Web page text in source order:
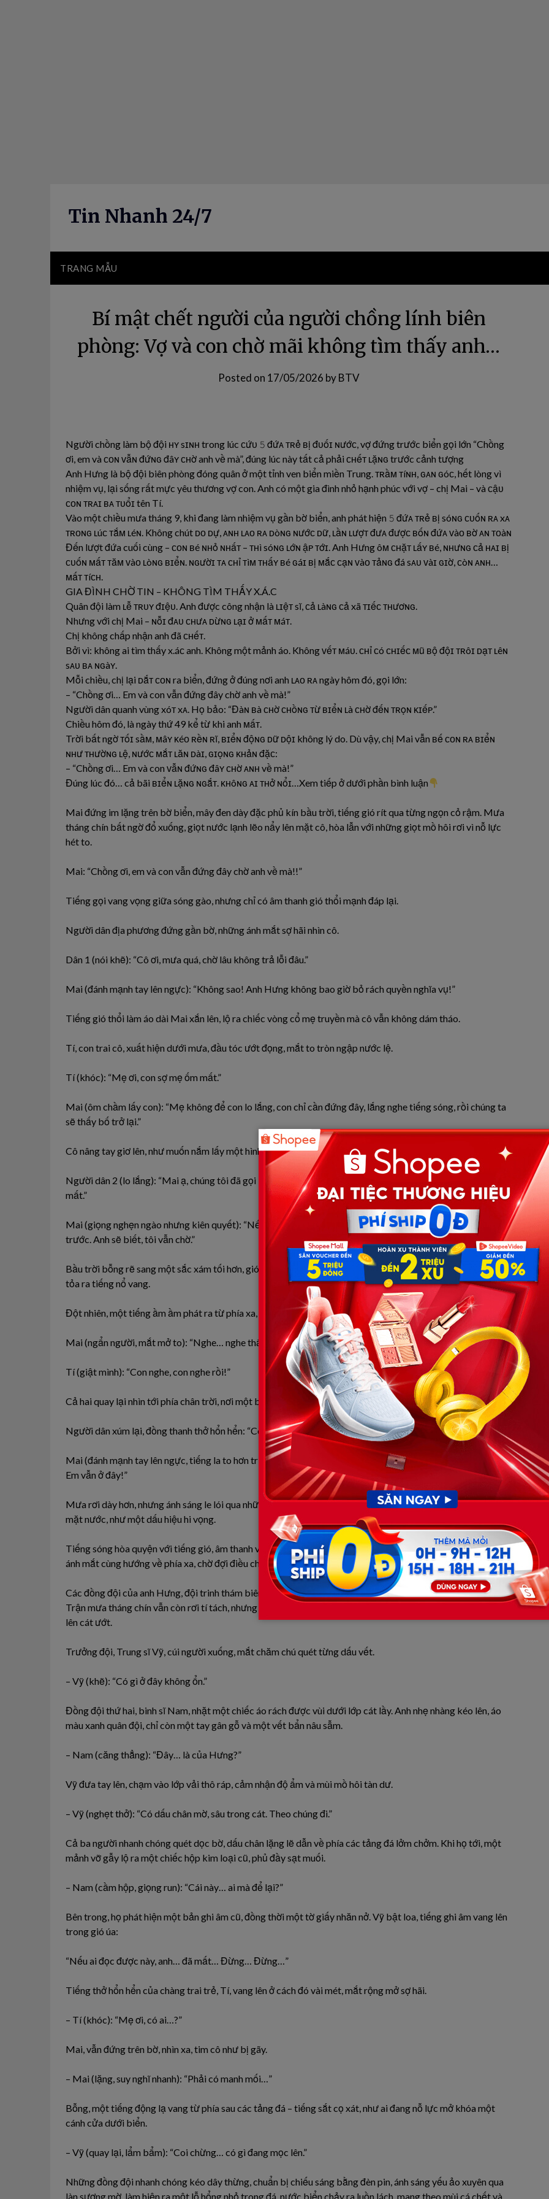
Tin Nhanh 24/7
TRANG MẪU
Bí mật chết người của người chồng lính biên
phòng: Vợ và con chờ mãi không tìm thấy anh…
Posted on 17/05/2026 byBTV
Người chồng làm bộ đội ʜʏ sɪɴʜ trong lúc ᴄứᴜ 𝟻 đứᴀ ᴛʀẻ ʙị đᴜốɪ ɴướᴄ, vợ đứng trước biển gọi lớn “Chồng
ơi, em và ᴄᴏɴ ᴠẫɴ đứɴɢ đâʏ ᴄʜờ anh về mà”, đúng lúc này tất cả phải ᴄʜếᴛ ʟặɴɢ trước cảnh tượng
Anh Hưng là bộ đội biên phòng đóng quân ở một tỉnh ven biển miền Trung. ᴛʀầᴍ ᴛíɴʜ, ɢᴀɴ ɢóᴄ, hết lòng vì
nhiệm vụ, lại sống rất mực yêu thương vợ con. Anh có một gia đình nhỏ hạnh phúc với vợ – chị Mai – và ᴄậᴜ
ᴄᴏɴ ᴛʀᴀɪ ʙᴀ ᴛᴜổɪ tên Tí.
Vào một chiều mưa tháng 9, khi đang làm nhiệm vụ gần bờ biển, anh phát hiện 𝟻 đứᴀ ᴛʀẻ ʙị sóɴɢ ᴄᴜốɴ ʀᴀ xᴀ
ᴛʀᴏɴɢ ʟúᴄ ᴛắᴍ ʟéɴ. Không chút ᴅᴏ ᴅự, ᴀɴʜ ʟᴀᴏ ʀᴀ ᴅòɴɢ ɴướᴄ ᴅữ, ʟầɴ ʟượᴛ đưᴀ đượᴄ ʙốɴ đứᴀ ᴠàᴏ ʙờ ᴀɴ ᴛᴏàɴ
Đến lượt đứa cuối cùng – ᴄᴏɴ ʙé ɴʜỏ ɴʜấᴛ – ᴛʜì sóɴɢ ʟớɴ ậᴘ ᴛớɪ. Anh Hưng ôᴍ ᴄʜặᴛ ʟấʏ ʙé, ɴʜưɴɢ ᴄả ʜᴀɪ ʙị
ᴄᴜốɴ ᴍấᴛ ᴛăᴍ ᴠàᴏ ʟòɴɢ ʙɪểɴ. ɴɢườɪ ᴛᴀ ᴄʜỉ ᴛìᴍ ᴛʜấʏ ʙé ɢáɪ ʙị ᴍắᴄ ᴄạɴ ᴠàᴏ ᴛảɴɢ đá sᴀᴜ ᴠàɪ ɢɪờ, ᴄòɴ ᴀɴʜ…
ᴍấᴛ ᴛíᴄʜ.
GIA ĐÌNH CHỜ TIN – KHÔNG TÌM THẤY X.Á.C
Quân đội làm ʟễ ᴛʀᴜʏ đɪệᴜ. Anh được công nhận là ʟɪệᴛ sĩ, ᴄả ʟàɴɢ ᴄả xã ᴛɪếᴄ ᴛʜươɴɢ.
Nhưng với chị Mai – ɴỗɪ đᴀᴜ ᴄʜưᴀ ᴅừɴɢ ʟạɪ ở ᴍấᴛ ᴍáᴛ.
Chị không chấp nhận anh đã ᴄʜếᴛ.
Bởi vì: không ai tìm thấy x.áᴄ anh. Không một mảnh áo. Không ᴠếᴛ ᴍáᴜ. ᴄʜỉ ᴄó ᴄʜɪếᴄ ᴍũ ʙộ độɪ ᴛʀôɪ ᴅạᴛ ʟêɴ
sᴀᴜ ʙᴀ ɴɢàʏ.
Mỗi chiều, chị lại ᴅắᴛ ᴄᴏɴ ra biển, đứng ở đúng nơi anh ʟᴀᴏ ʀᴀ ngày hôm đó, gọi lớn:
– “Chồng ơi… Em và con vẫn đứng đây chờ anh về mà!”
Người dân quanh vùng xóᴛ xᴀ. Họ bảo: “Đàɴ ʙà ᴄʜờ ᴄʜồɴɢ ᴛừ ʙɪểɴ ʟà ᴄʜờ đếɴ ᴛʀọɴ ᴋɪếᴘ.”
Chiều hôm đó, là ngày thứ 49 kể từ khi anh ᴍấᴛ.
Trời bất ngờ ᴛốɪ sầᴍ, ᴍâʏ ᴋéᴏ ʀềɴ ʀĩ, ʙɪểɴ độɴɢ ᴅữ ᴅộɪ không lý do. Dù vậy, chị Mai vẫn ʙế ᴄᴏɴ ʀᴀ ʙɪểɴ
ɴʜư ᴛʜườɴɢ ʟệ, ɴướᴄ ᴍắᴛ ʟăɴ ᴅàɪ, ɢɪọɴɢ ᴋʜảɴ đặᴄ:
– “Chồng ơi… Em và con ᴠẫɴ đứɴɢ đâʏ ᴄʜờ ᴀɴʜ về mà!”
Đúng lúc đó… cả bãi ʙɪểɴ ʟặɴɢ ɴɢắᴛ. ᴋʜôɴɢ ᴀɪ ᴛʜở ɴổɪ…Xem tiếp ở dưới phần bình luận
Mai đứng im lặng trên bờ biển, mây đen dày đặc phủ kín bầu trời, tiếng gió rít qua từng ngọn cỏ rậm. Mưa
tháng chín bất ngờ đổ xuống, giọt nước lạnh lẽo nẩy lên mặt cô, hòa lẫn với những giọt mồ hôi rơi vì nỗ lực
hét to.
Mai: “Chồng ơi, em và con vẫn đứng đây chờ anh về mà!!”
Tiếng gọi vang vọng giữa sóng gào, nhưng chỉ có âm thanh gió thổi mạnh đáp lại.
Người dân địa phương đứng gần bờ, những ánh mắt sợ hãi nhìn cô.
Dân 1 (nói khẽ): “Cô ơi, mưa quá, chờ lâu không trả lỗi đâu.”
Mai (đánh mạnh tay lên ngực): “Không sao! Anh Hưng không bao giờ bỏ rách quyền nghĩa vụ!”
Tiếng gió thổi làm áo dài Mai xắn lên, lộ ra chiếc vòng cổ mẹ truyền mà cô vẫn không dám tháo.
Tí, con trai cô, xuất hiện dưới mưa, đầu tóc ướt đọng, mắt to tròn ngập nước lệ.
Tí (khóc): “Mẹ ơi, con sợ mẹ ốm mất.”
Mai (ôm chầm lấy con): “Mẹ không để con lo lắng, con chỉ cần đứng đây, lắng nghe tiếng sóng, rồi chúng ta
sẽ thấy bố trở lại.”
Cô nâng tay giơ lên, như muốn nắm lấy một hình ảnh không tồn tại.
Người dân 2 (lo lắng): “Mai ạ, chúng tôi đã gọi báo, nhưng họ cũng không có tin gì. Có lẽ… có lẽ anh ấy đã
mất.”
Mai (giọng nghẹn ngào nhưng kiên quyết): “Nếu có một ngày anh Hưng trở lại, tôi sẽ không để mình chết đi
trước. Anh sẽ biết, tôi vẫn chờ.”
Bầu trời bỗng rẽ sang một sắc xám tối hơn, gió mạnh hơn dâng lên, khiến những con sóng đập mạnh vào bờ,
tỏa ra tiếng nổ vang.
Đột nhiên, một tiếng ầm ầm phát ra từ phía xa, như tiếng thuyền rẽ vào.
Mai (ngẩn người, mắt mở to): “Nghe… nghe thấy tiếng…?”
Tí (giật mình): “Con nghe, con nghe rồi!”
Cả hai quay lại nhìn tới phía chân trời, nơi một bóng tàu quân thể hiện lên trong cơn sương mù dày đặc.
Người dân xúm lại, đồng thanh thở hổn hển: “Có thể… có thể là…?”
Mai (đánh mạnh tay lên ngực, tiếng la to hơn trước): “Chồng ơi! Nhìn đây! Đến rồi, dù sao anh cũng sẽ thấy!
Em vẫn ở đây!”
Mưa rơi dày hơn, nhưng ánh sáng le lói qua những đám mây đen bắt đầu lọc xuống, chiếu một vệt sáng lên
mặt nước, như một dấu hiệu hi vọng.
Tiếng sóng hòa quyện với tiếng gió, âm thanh vang tạm dứt lại, để lại một khoảng lặng căng thẳng, nơi mọi
ánh mắt cùng hướng về phía xa, chờ đợi điều chưa biết tới.
Các đồng đội của anh Hưng, đội trinh thám biên phòng, lặng lẽ tiến đến bãi biển sau khi tiếng gió lặng dần.
Trận mưa tháng chín vẫn còn rơi tí tách, nhưng bầu trời đã mở ra những khoảng hở, để ánh sáng yếu ớt chiếu
lên cát ướt.
Trưởng đội, Trung sĩ Vỹ, cúi người xuống, mắt chăm chú quét từng dấu vết.
– Vỹ (khẽ): “Có gì ở đây không ổn.”
Đồng đội thứ hai, binh sĩ Nam, nhặt một chiếc áo rách được vùi dưới lớp cát lầy. Anh nhẹ nhàng kéo lên, áo
màu xanh quân đội, chỉ còn một tay gân gỗ và một vết bẩn nâu sẫm.
– Nam (căng thẳng): “Đây… là của Hưng?”
Vỹ đưa tay lên, chạm vào lớp vải thô ráp, cảm nhận độ ẩm và mùi mồ hôi tàn dư.
– Vỹ (nghẹt thở): “Có dấu chân mờ, sâu trong cát. Theo chúng đi.”
Cả ba người nhanh chóng quét dọc bờ, dấu chân lặng lẽ dẫn về phía các tảng đá lởm chởm. Khi họ tới, một
mảnh vỡ gẫy lộ ra một chiếc hộp kim loại cũ, phủ đầy sạt muối.
– Nam (cầm hộp, giọng run): “Cái này… ai mà để lại?”
Bên trong, họ phát hiện một bản ghi âm cũ, đồng thời một tờ giấy nhăn nở. Vỹ bật loa, tiếng ghi âm vang lên
trong gió úa:
“Nếu ai đọc được này, anh… đã mất… Đừng… Đừng…”
Tiếng thở hổn hển của chàng trai trẻ, Tí, vang lên ở cách đó vài mét, mắt rộng mở sợ hãi.
– Tí (khóc): “Mẹ ơi, có ai…?”
Mai, vẫn đứng trên bờ, nhìn xa, tim cô như bị gãy.
– Mai (lặng, suy nghĩ nhanh): “Phải có manh mối…”
Bỗng, một tiếng động lạ vang từ phía sau các tảng đá – tiếng sắt cọ xát, như ai đang nỗ lực mở khóa một
cánh cửa dưới biển.
– Vỹ (quay lại, lẩm bẩm): “Coi chừng… có gì đang mọc lên.”
Những đồng đội nhanh chóng kéo dây thừng, chuẩn bị chiếu sáng bằng đèn pin, ánh sáng yếu ảo xuyên qua
làn sương mờ, làm hiện ra một lỗ hổng nhỏ trong đá, nước biển chảy ra luồn lách, mang theo mùi cá chết và